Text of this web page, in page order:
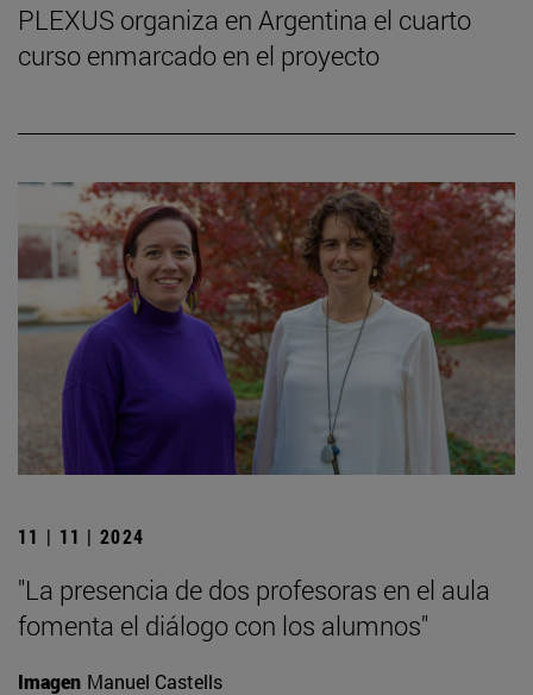
PLEXUS organiza en Argentina el cuarto
curso enmarcado en el proyecto
11 | 11 | 2024
"La presencia de dos profesoras en el aula
fomenta el diálogo con los alumnos"
Imagen Manuel Castells